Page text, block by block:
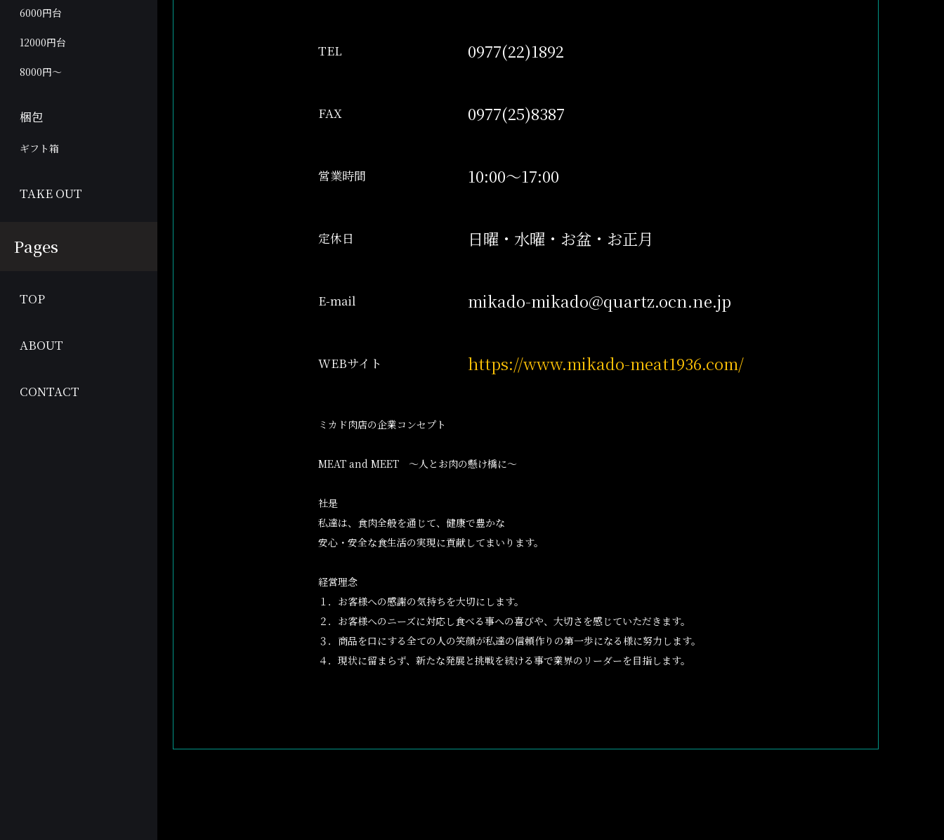
Pages
TOP
ABOUT
CONTACT
6000円台
12000円台
8000円～
梱包
ギフト箱
TAKE OUT
TEL 0977(22)1892
FAX 0977(25)8387
営業時間 10:00～17:00
定休日 日曜・水曜・お盆・お正月
E-mail mikado-mikado@quartz.ocn.ne.jp
WEBサイト https://www.mikado-meat1936.com/
ミカド肉店の企業コンセプト
MEAT and MEET ～人とお肉の懸け橋に～
社是
私達は、食肉全般を通じて、健康で豊かな
安心・安全な食生活の実現に貢献してまいります。
経営理念
１．お客様への感謝の気持ちを大切にします。
２．お客様へのニーズに対応し食べる事への喜びや、大切さを感じていただきます。
３．商品を口にする全ての人の笑顔が私達の信頼作りの第一歩になる様に努力します。
４．現状に留まらず、新たな発展と挑戦を続ける事で業界のリーダーを目指します。